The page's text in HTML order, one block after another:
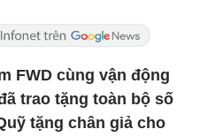
FWD cùng vận động
trao tặng toàn bộ số
tặng chân giả cho